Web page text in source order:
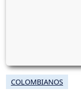
COLOMBIANOS